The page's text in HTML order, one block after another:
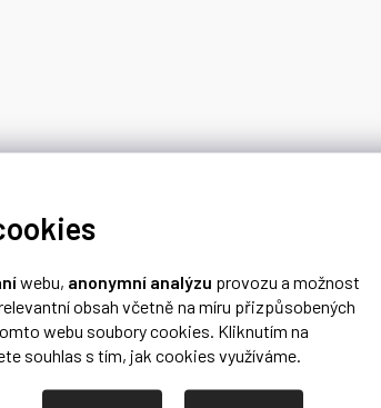
webu, anonymní analýzu provozu a možnost
obsah včetně na míru přizpůsobených
webu soubory cookies. Kliknutím na
souhlas s tím, jak cookies využíváme.